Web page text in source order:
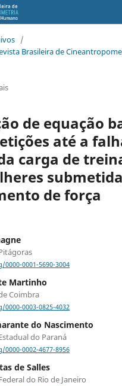
/
Brasileira de
de equação
até a
carga de
de força
0001-5690-3004
Martinho
Coimbra
0003-0825-4032
do Nascimento
do Paraná
0002-4677-8956
de Salles
do Rio de Janeiro